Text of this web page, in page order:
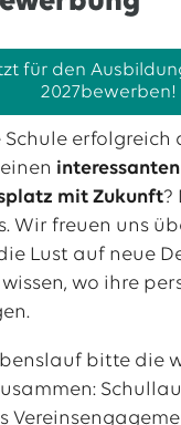
bei EWE
Zeit können
akademischen
Theorie und
direkt
zu
bietet
und
als
Jobsicherheit in
für den
2027bewerben!
erfolgreich
interessanten
mit Zukunft?
Wir freuen uns
Lust auf neue
wo ihre
bitte die